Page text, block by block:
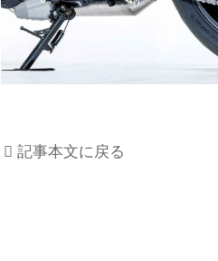
記事本文に戻る